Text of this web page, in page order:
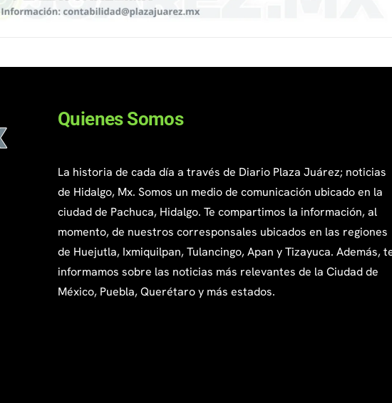
Quienes Somos
La historia de cada día a través de Diario Plaza Juárez; noticias
de Hidalgo, Mx. Somos un medio de comunicación ubicado en la
ciudad de Pachuca, Hidalgo. Te compartimos la información, al
momento, de nuestros corresponsales ubicados en las regiones
de Huejutla, Ixmiquilpan, Tulancingo, Apan y Tizayuca. Además,
informamos sobre las noticias más relevantes de la Ciudad de
México, Puebla, Querétaro y más estados.